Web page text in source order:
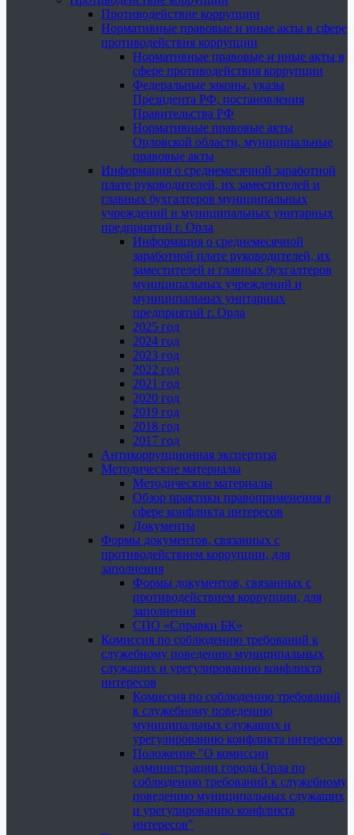
Противодействие коррупции
Нормативные правовые и иные акты в сфере
противодействия коррупции
Нормативные правовые и иные акты в
сфере противодействия коррупции
Федеральные законы, указы
Президента РФ, постановления
Правительства РФ
Нормативные правовые акты
Орловской области, муниципальные
правовые акты
Информация о среднемесячной заработной
плате руководителей, их заместителей и
главных бухгалтеров муниципальных
учреждений и муниципальных унитарных
предприятий г. Орла
Информация о среднемесячной
заработной плате руководителей, их
заместителей и главных бухгалтеров
муниципальных учреждений и
муниципальных унитарных
предприятий г. Орла
2025 год
2024 год
2023 год
2022 год
2021 год
2020 год
2019 год
2018 год
2017 год
Антикоррупционная экспертиза
Методические материалы
Методические материалы
Обзор практики правоприменения в
сфере конфликта интересов
Документы
Формы документов, связанных с
противодействием коррупции, для
заполнения
Формы документов, связанных с
противодействием коррупции, для
заполнения
СПО «Справки БК»
Комиссия по соблюдению требований к
служебному поведению муниципальных
служащих и урегулированию конфликта
интересов
Комиссия по соблюдению требований
к служебному поведению
муниципальных служащих и
урегулированию конфликта интересов
Положение "О комиссии
администрации города Орла по
соблюдению требований к служебному
поведению муниципальных служащих
и урегулированию конфликта
интересов"